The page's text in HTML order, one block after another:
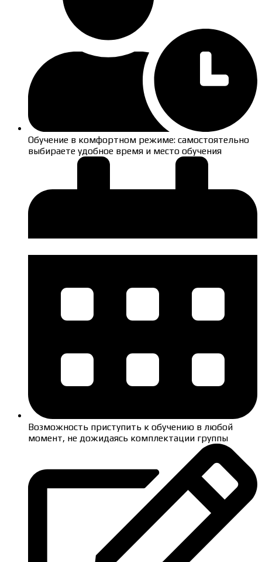
Обучение в комфортном режиме: самостоятельно
выбираете удобное время и место обучения
Возможность приступить к обучению в любой
момент, не дожидаясь комплектации группы